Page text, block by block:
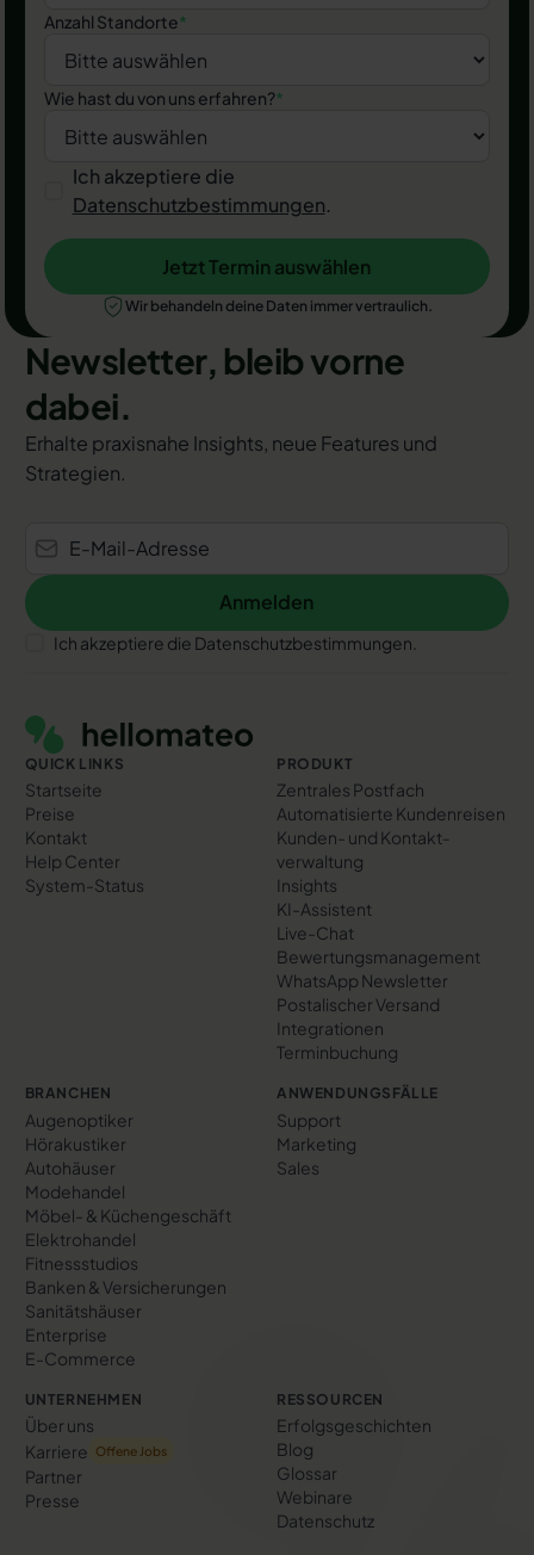
Anzahl Standorte*
Wie hast du von uns erfahren?*
Ich akzeptiere die
Datenschutzbestimmungen.
Jetzt Termin auswählen
Jetzt Termin auswählen
Wir behandeln deine Daten immer vertraulich.
Newsletter, bleib vorne
dabei.
Erhalte praxisnahe Insights, neue Features und
Strategien.
Anmelden
Anmelden
Ich akzeptiere die Datenschutzbestimmungen.
QUICK LINKS
Startseite
Preise
Kontakt
Help Center
System-Status
PRODUKT
Zentrales Postfach
Automatisierte Kundenreisen
Kunden- und Kontakt­
verwaltung
Insights
KI-Assistent
Live-Chat
Bewertungs­management
WhatsApp Newsletter
Postalischer Versand
Integrationen
Terminbuchung
BRANCHEN
Augenoptiker
Hörakustiker
Autohäuser
Modehandel
Möbel- & Küchengeschäft
Elektrohandel
Fitnessstudios
Banken & Versicherungen
Sanitätshäuser
Enterprise
E-Commerce
ANWENDUNGSFÄLLE
Support
Marketing
Sales
UNTERNEHMEN
Über uns
Karriere
Offene Jobs
Partner
Presse
RESSOURCEN
Erfolgs­geschichten
Blog
Glossar
Webinare
Datenschutz